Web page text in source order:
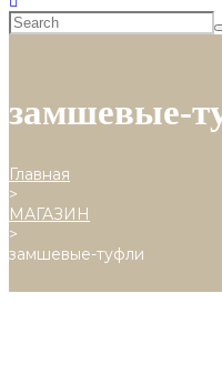
замшевые-
Главная
>
МАГАЗИН
>
замшевые-туфли